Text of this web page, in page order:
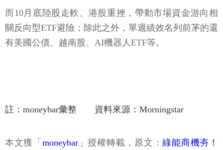
而10月底陸股走軟、港股重挫，帶動市場資金游向相
關反向型ETF避險；除此之外，單週績效名列前茅的還
有美國公債、越南股、AI機器人ETF等。
註：moneybar彙整 資料來源：Morningstar
本文獲「 moneybar」授權轉載，原文：綠能商機夯！